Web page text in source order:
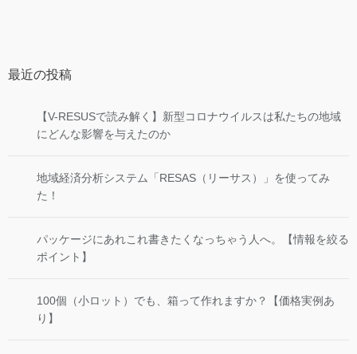
最近の投稿
【V-RESUSで読み解く】新型コロナウイルスは私たちの地域
にどんな影響を与えたのか
地域経済分析システム「RESAS（リーサス）」を使ってみ
た！
パッケージにあれこれ書きたくなっちゃう人へ。【情報を絞る
ポイント】
100個（小ロット）でも、箱って作れますか？【価格実例あ
り】